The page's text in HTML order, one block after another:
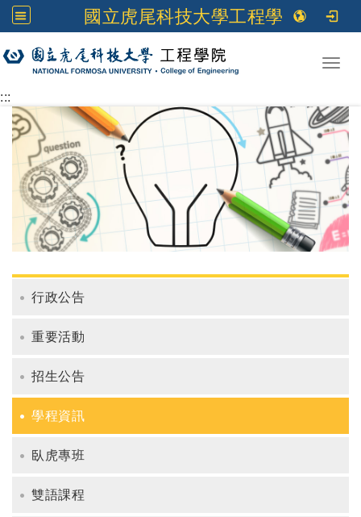
國立虎尾科技大學工程學院
跳到主要內容
:::
行政公告
重要活動
招生公告
學程資訊
臥虎專班
雙語課程